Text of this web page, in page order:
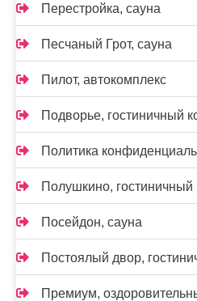
Перестройка, сауна
Песчаный Грот, сауна
Пилот, автокомплекс
Подворье, гостиничный
Политика
Полушкино, гостиничный
Посейдон, сауна
Постоялый двор,
Премиум,